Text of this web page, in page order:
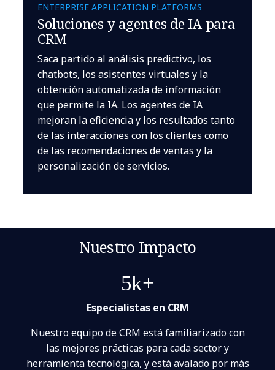
ENTERPRISE APPLICATION PLATFORMS
Soluciones y agentes de IA para
CRM
Saca partido al análisis predictivo, los
chatbots, los asistentes virtuales y la
obtención automatizada de información
que permite la IA. Los agentes de IA
mejoran la eficiencia y los resultados tanto
de las interacciones con los clientes como
de las recomendaciones de ventas y la
personalización de servicios.
Nuestro Impacto
5k+
Especialistas en CRM
Nuestro equipo de CRM está familiarizado con
las mejores prácticas para cada sector y
herramienta tecnológica, y está avalado por más